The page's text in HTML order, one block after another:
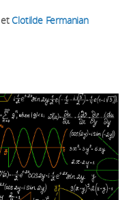
etClotilde Fermanian